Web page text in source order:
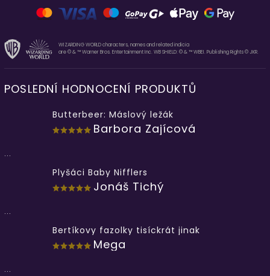
WIZARDING WORLD characters, names and related indicia
are © & ™ Warner Bros. Entertainment Inc. WB SHIELD: © & ™ WBEI. Publishing Rights © JKR.
POSLEDNÍ HODNOCENÍ PRODUKTŮ
Butterbeer: Máslový ležák
Barbora Zajícová
...
Plyšáci Baby Nifflers
Jonáš Tichý
...
Bertíkovy fazolky tisíckrát jinak
Mega
...